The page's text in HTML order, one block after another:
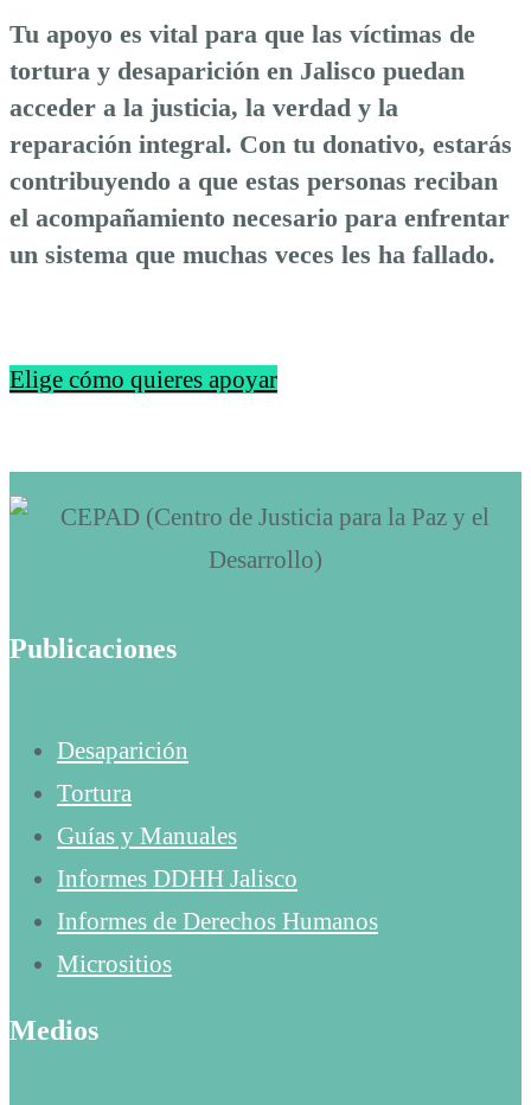
Tu apoyo es vital para que las víctimas de
tortura y desaparición en Jalisco puedan
acceder a la justicia, la verdad y la
reparación integral. Con tu donativo, estarás
contribuyendo a que estas personas reciban
el acompañamiento necesario para enfrentar
un sistema que muchas veces les ha fallado.
Elige cómo quieres apoyar
Publicaciones
Desaparición
Tortura
Guías y Manuales
Informes DDHH Jalisco
Informes de Derechos Humanos
Micrositios
Medios